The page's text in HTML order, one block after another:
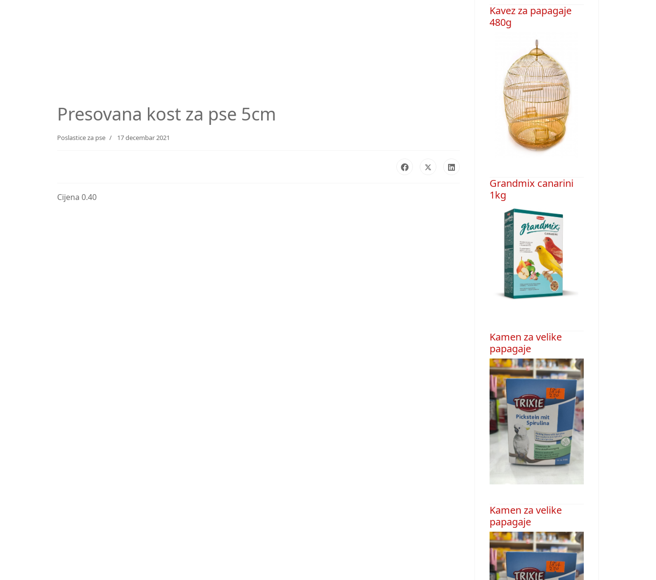
Presovana kost za pse 5cm
Poslastice za pse 17 decembar 2021
Cijena 0.40
Kavez za papagaje
480g
Grandmix canarini
1kg
Kamen za velike
papagaje
Kamen za velike
papagaje